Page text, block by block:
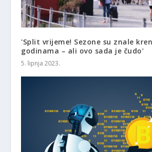
'Split vrijeme! Sezone su znale
godinama – ali ovo sada je čudo'
5. lipnja 2023.